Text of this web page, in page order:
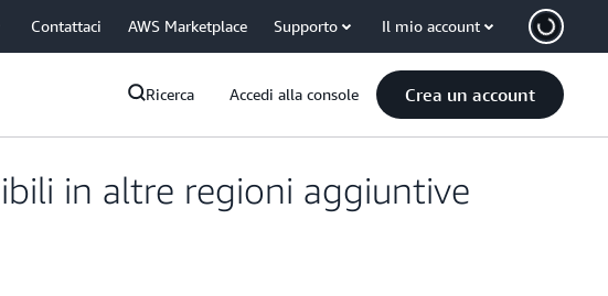
Contattaci AWS Marketplace Supporto Il mio account
Ricerca Accedi alla console Crea un account
in altre regioni aggiuntive